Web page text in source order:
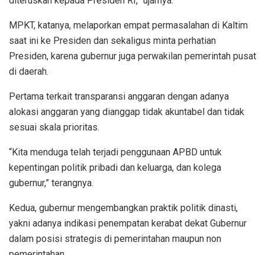
MPKT, katanya, melaporkan empat permasalahan di Kaltim
saat ini ke Presiden dan sekaligus minta perhatian
Presiden, karena gubernur juga perwakilan pemerintah pusat
di daerah.
Pertama terkait transparansi anggaran dengan adanya
alokasi anggaran yang dianggap tidak akuntabel dan tidak
sesuai skala prioritas.
“Kita menduga telah terjadi penggunaan APBD untuk
kepentingan politik pribadi dan keluarga, dan kolega
gubernur,” terangnya.
Kedua, gubernur mengembangkan praktik politik dinasti,
yakni adanya indikasi penempatan kerabat dekat Gubernur
dalam posisi strategis di pemerintahan maupun non